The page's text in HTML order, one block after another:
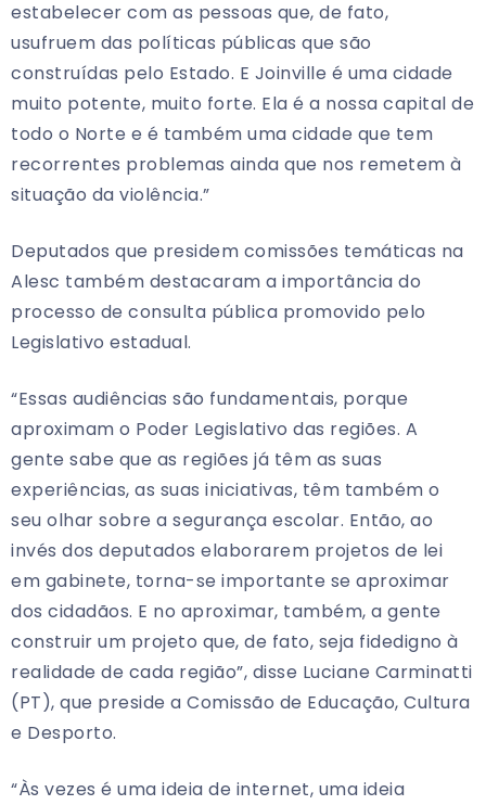
estabelecer com as pessoas que, de fato,
usufruem das políticas públicas que são
construídas pelo Estado. E Joinville é uma cidade
muito potente, muito forte. Ela é a nossa capital de
todo o Norte e é também uma cidade que tem
recorrentes problemas ainda que nos remetem à
situação da violência.”
Deputados que presidem comissões temáticas na
Alesc também destacaram a importância do
processo de consulta pública promovido pelo
Legislativo estadual.
“Essas audiências são fundamentais, porque
aproximam o Poder Legislativo das regiões. A
gente sabe que as regiões já têm as suas
experiências, as suas iniciativas, têm também o
seu olhar sobre a segurança escolar. Então, ao
invés dos deputados elaborarem projetos de lei
em gabinete, torna-se importante se aproximar
dos cidadãos. E no aproximar, também, a gente
construir um projeto que, de fato, seja fidedigno à
realidade de cada região”, disse Luciane Carminatti
(PT), que preside a Comissão de Educação, Cultura
e Desporto.
“Às vezes é uma ideia de internet, uma ideia